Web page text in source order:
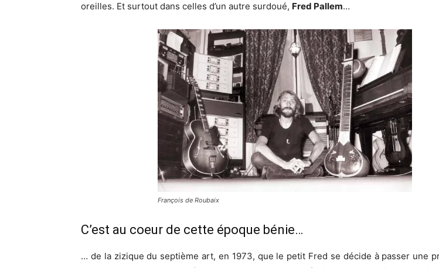
oreilles. Et surtout dans celles d’un autre surdoué, Fred Pallem…
François de Roubaix
C’est au coeur de cette époque bénie…
… de la zizique du septième art, en 1973, que le petit Fred se décide à passer une